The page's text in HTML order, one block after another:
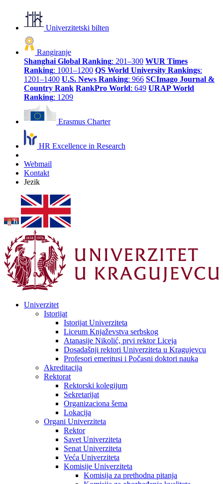
Univerzitetski bilten
Rangiranje
Shanghai Global Ranking: 201–300 WUR Times
Ranking: 1001–1200 QS World University Rankings:
1201–1400 U.S. News Ranking: 966 SCImago Journal &
Country Rank RankPro World: 649 URAP World
Ranking: 1209
Erasmus Charter
HR Excellence in Research
Webmail
Kontakt
Jezik
Univerzitet
Istorijat
Istorijat Univerziteta
Liceum Knjaževstva serbskog
Atanasije Nikolić, prvi rektor Liceja
Dosadašnji rektori Univerziteta u Kragujevcu
Profesori emeritusi i Počasni doktori nauka
Akreditacija
Rektorat
Rektorski kolegijum
Sekretarijat
Organizaciona šema
Lokacija
Organi Univerziteta
Rektor
Savet Univerziteta
Senat Univerziteta
Veća Univerziteta
Komisije Univerziteta
Komisija za prethodna pitanja